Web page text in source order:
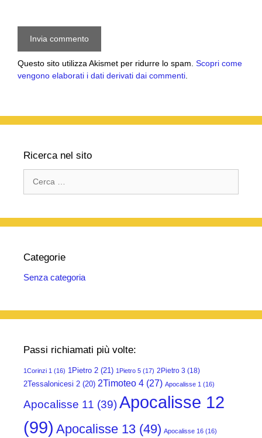
Questo sito utilizza Akismet per ridurre lo spam. Scopri come
vengono elaborati i dati derivati dai commenti.
Ricerca nel sito
per:
Categorie
Senza categoria
Passi richiamati più volte:
1Corinzi 1 (16) 1Pietro 2 (21) 1Pietro 5 (17) 2Pietro 3 (18)
2Tessalonicesi 2 (20) 2Timoteo 4 (27) Apocalisse 1 (16)
Apocalisse 11 (39)Apocalisse 12
(99) Apocalisse 13 (49) Apocalisse 16 (16)